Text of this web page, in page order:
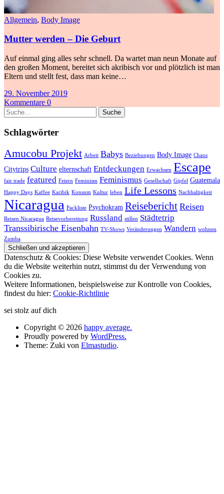
Allgemein, Body Image
Mutter werden – Die Geburt
Auf einmal ging alles sehr schnell. Da wartet man neun Monate auf
den großen Moment, bereitet sich akribisch vor und plötzlich ist man
Eltern und stellt fest, dass man keine…
29. November 2019
Kommentare 0
Suche
Schlagwörter
Amucobu Projekt Arbeit Babys Beziehungen Body Image Chaos
Citytrips Culture elternschaft Entdeckungen Erwachsen Escape
fair trade featured Feiern Feminism Feminismus Gesellschaft Gipfel Guatemala
Happy Days Kaffee Karibik Konsum Kultur leben Life Lessons Nachhaltigkeit
Nicaragua Packliste Psychokram Reisebericht Reisen
Reisen Nicaragua Reisevorbereitung Russland stillen Städtetrip
Transsibirische Eisenbahn TV-Shows Veränderungen Wandern wohnen
Zumba
Datenschutz & Cookies: Diese Website verwendet Cookies. Wenn
du die Website weiterhin nutzt, stimmst du der Verwendung von
Cookies zu.
Weitere Informationen, beispielsweise zur Kontrolle von Cookies,
findest du hier: Cookie-Richtlinie
sei stolz auf dich
Copyright © 2026 happy average.
Proudly powered by WordPress.
Theme: Zuki von Elmastudio.